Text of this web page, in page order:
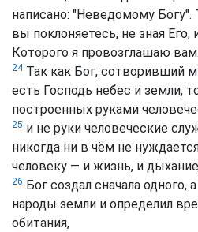
написано: "Неведомому Богу".
вы поклоняетесь, не зная Его,
Которого я провозглашаю вам.
24Так как Бог, сотворивший
есть Господь небес и земли,
построенных руками
25 и не руки человеческие
никогда ни в чём не
человеку — и жизнь, и
26 Бог создал сначала одного,
народы земли и определил
обитания,